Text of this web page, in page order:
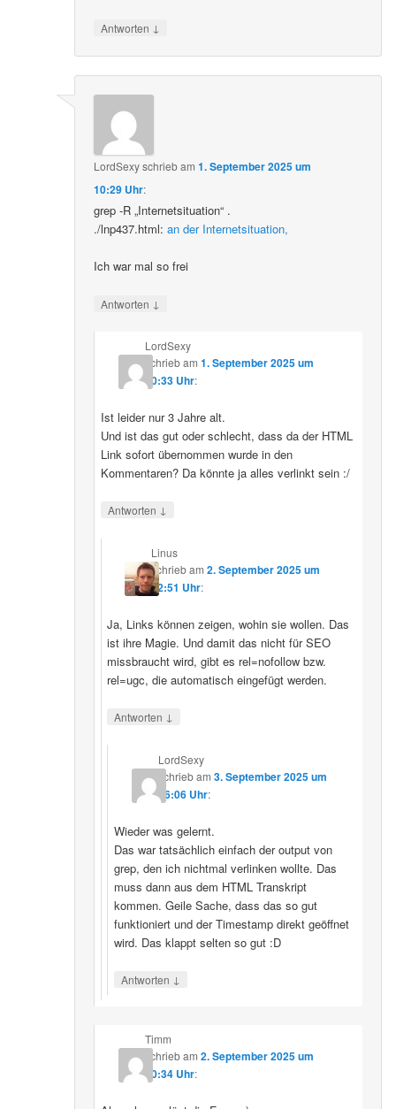
Antworten ↓
LordSexyschriebam1. September 2025 um
10:29 Uhr:
grep -R „Internetsituation“ .
./lnp437.html:an der Internetsituation,
Ich war mal so frei
Antworten ↓
LordSexy
schriebam 1. September 2025 um
10:33 Uhr:
Ist leider nur 3 Jahre alt.
Und ist das gut oder schlecht, dass da der HTML
Link sofort übernommen wurde in den
Kommentaren? Da könnte ja alles verlinkt sein :/
Antworten ↓
Linus
schriebam2. September 2025 um
12:51 Uhr:
Ja, Links können zeigen, wohin sie wollen. Das
ist ihre Magie. Und damit das nicht für SEO
missbraucht wird, gibt es rel=nofollow bzw.
rel=ugc, die automatisch eingefügt werden.
Antworten ↓
LordSexy
schriebam 3. September 2025 um
16:06 Uhr:
Wieder was gelernt.
Das war tatsächlich einfach der output von
grep, den ich nichtmal verlinken wollte. Das
muss dann aus dem HTML Transkript
kommen. Geile Sache, dass das so gut
funktioniert und der Timestamp direkt geöffnet
wird. Das klappt selten so gut :D
Antworten ↓
Timm
schriebam 2. September 2025 um
10:34 Uhr: